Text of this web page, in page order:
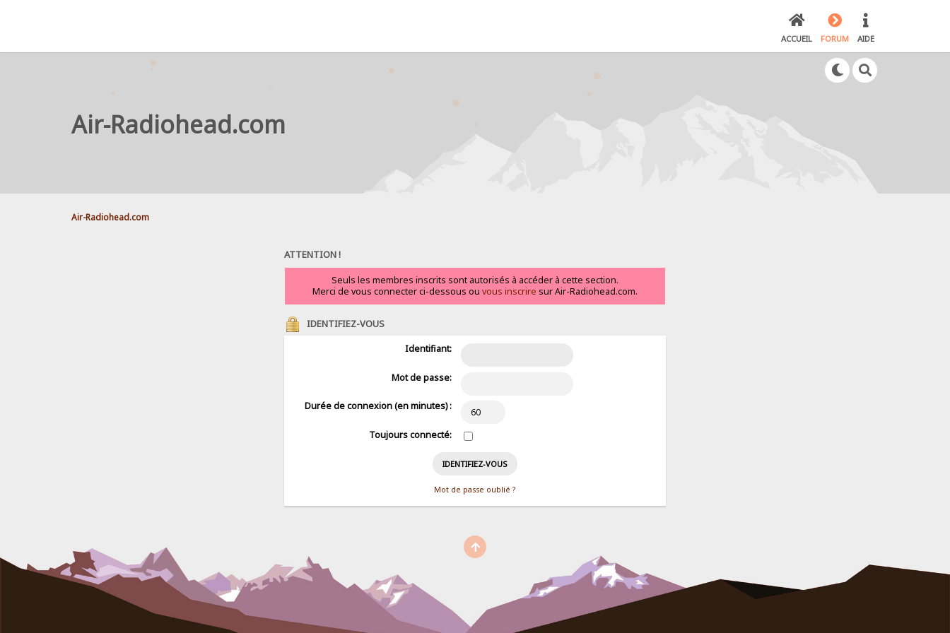
ACCUEIL FORUM AIDE
Air-Radiohead.com
Air-Radiohead.com
ATTENTION !
Seuls les membres inscrits sont autorisés à accéder à cette section.
Merci de vous connecter ci-dessous ou vous inscrire sur Air-Radiohead.com.
IDENTIFIEZ-VOUS
Identifiant:
Mot de passe:
Durée de connexion (en minutes) :
Toujours connecté:
Mot de passe oublié ?